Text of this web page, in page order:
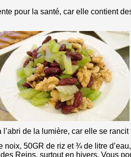
pour la santé, car elle contient
de la lumière, car elle se rancit
50GR de riz et ¾ de litre
Reins, surtout en hivers. Vous